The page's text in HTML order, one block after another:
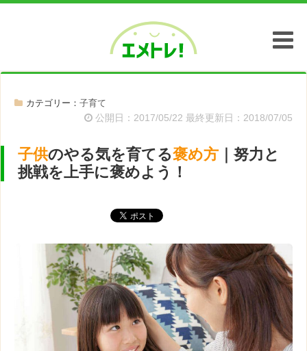
エメトレ！
カテゴリー： 子育て
公開日：2017/05/22 最終更新日：2018/07/05
子供のやる気を育てる褒め方 ｜努力と
挑戦を上手に褒めよう！